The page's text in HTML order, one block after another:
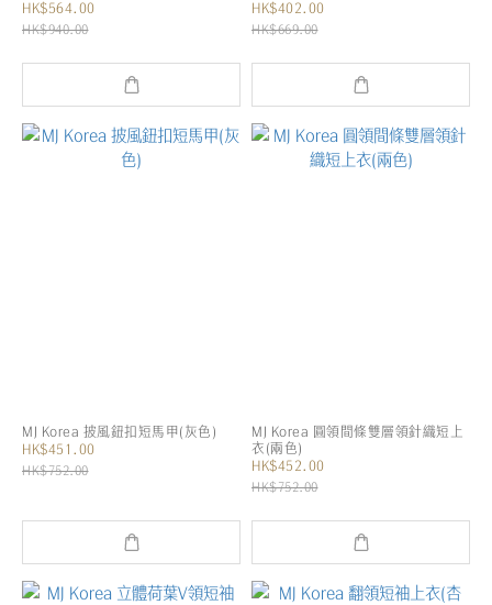
HK$564.00
HK$940.00
HK$402.00
HK$669.00
MJ Korea 披風鈕扣短馬甲(灰色)
HK$451.00
HK$752.00
MJ Korea 圓領間條雙層領針織短上
衣(兩色)
HK$452.00
HK$752.00